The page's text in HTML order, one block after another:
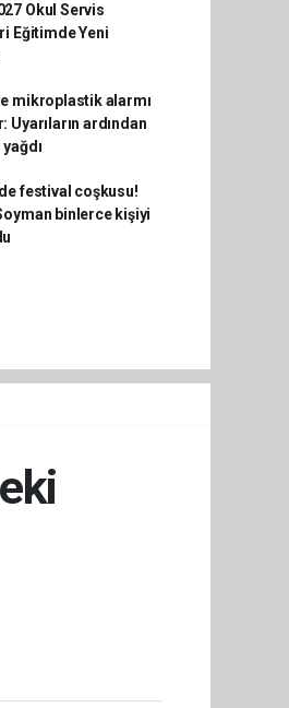
Okul Servis
Eğitimde Yeni
mikroplastik alarmı
Uyarıların ardından
festival coşkusu!
binlerce kişiyi